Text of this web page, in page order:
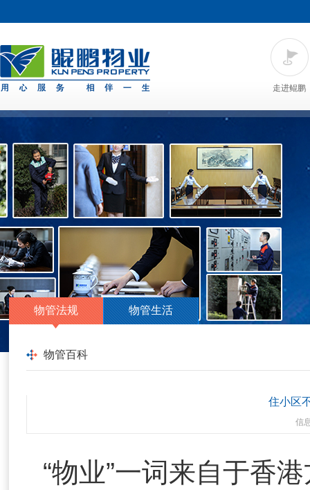
走进鲲鹏
物管法规 物管生活
物管百科
住小区
信
“物业”一词来自于香